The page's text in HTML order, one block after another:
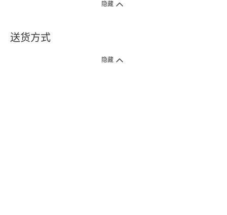
隐藏
送货方式
1. 送货到府（受卫生署条例规管产品除外 ）
隐藏